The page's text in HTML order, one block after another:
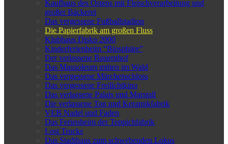
Kaufhaus des Ostens mit Fleischverarbeitung und
großer Bäckerei
Das vergessene Fußballstadion
Die Papierfabrik am großen Fluss
Klubhaus Disko 2000
Kinderferienheim “Biosphäre”
Der verlassene Bauernhof
Das Mausoleum mitten im Wald
Das vergessene Märchenschloss
Das vergessene Freilichtkino
Das verlassene Palais und Marstall
Die verlassene Ton und Keramikfabrik
VEB Nadel und Faden
Das Ferienheim der Teppichfabrik
Lost Trucks
Das Stadthaus zum schwebenden Lokus